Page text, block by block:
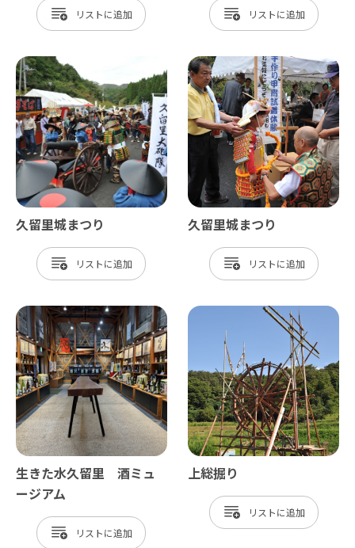
リスト リスト
久留里城まつり
リスト
久留里城まつり
リスト
生きた水久留里 酒ミュ
ージアム
リスト
上総掘り
リスト